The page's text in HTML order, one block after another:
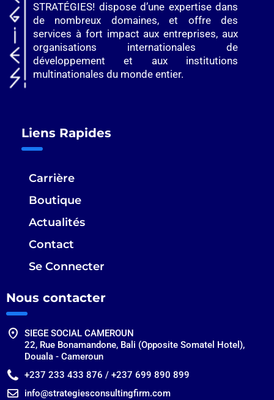
STRATÉGIES! dispose d’une expertise dans
de nombreux domaines, et offre des
services à fort impact aux entreprises, aux
organisations internationales de
développement et aux institutions
multinationales du monde entier.
Liens Rapides
Carrière
Boutique
Actualités
Contact
Se Connecter
Nous contacter
SIEGE SOCIAL CAMEROUN
22, Rue Bonamandone, Bali (Opposite Somatel Hotel),
Douala - Cameroun
+237 233 433 876 / +237 699 890 899
info@strategiesconsultingfirm.com